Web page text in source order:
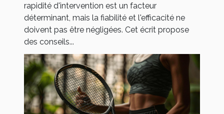
rapidité d'intervention est un facteur
déterminant, mais la fiabilité et l'efficacité ne
doivent pas être négligées. Cet écrit propose
des conseils...